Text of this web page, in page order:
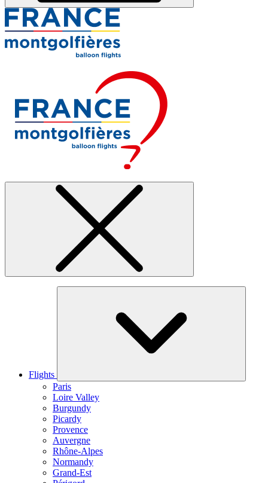
Flights
Paris
Loire Valley
Burgundy
Picardy
Provence
Auvergne
Rhône-Alpes
Normandy
Grand-Est